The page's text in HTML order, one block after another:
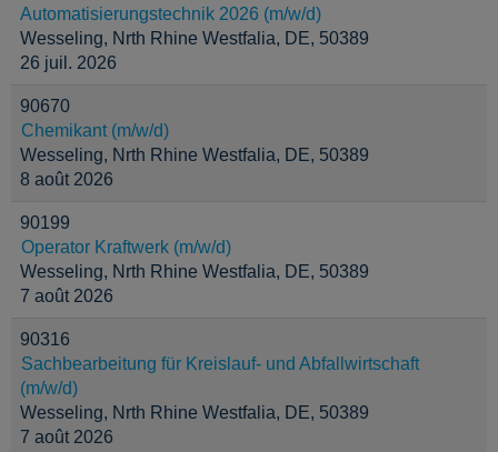
Automatisierungstechnik 2026 (m/w/d)
Wesseling, Nrth Rhine Westfalia, DE, 50389
26 juil. 2026
90670
Chemikant (m/w/d)
Wesseling, Nrth Rhine Westfalia, DE, 50389
8 août 2026
90199
Operator Kraftwerk (m/w/d)
Wesseling, Nrth Rhine Westfalia, DE, 50389
7 août 2026
90316
Sachbearbeitung für Kreislauf- und Abfallwirtschaft
(m/w/d)
Wesseling, Nrth Rhine Westfalia, DE, 50389
7 août 2026